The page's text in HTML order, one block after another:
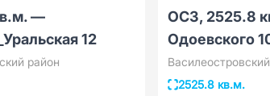
—
12
район
ОСЗ, 2525.8
Одоевского
2525.8 кв.м.